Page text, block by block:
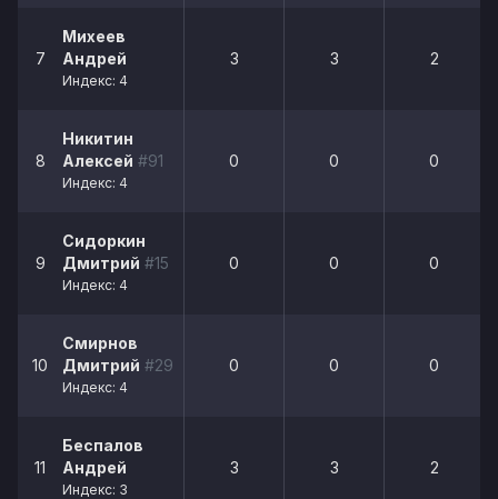
7
Михеев
Андрей
Индекс: 4
3 3 2
8
Никитин
Алексей #91
Индекс: 4
0 0 0
9
Сидоркин
Дмитрий #15
Индекс: 4
0 0 0
10
Смирнов
Дмитрий #29
Индекс: 4
0 0 0
11
Беспалов
Андрей
Индекс: 3
3 3 2